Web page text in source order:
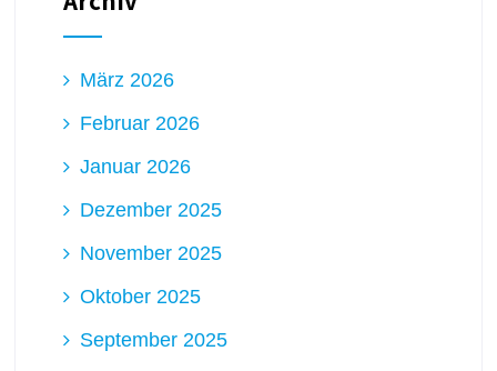
März 2026
Februar 2026
Januar 2026
Dezember 2025
November 2025
Oktober 2025
September 2025